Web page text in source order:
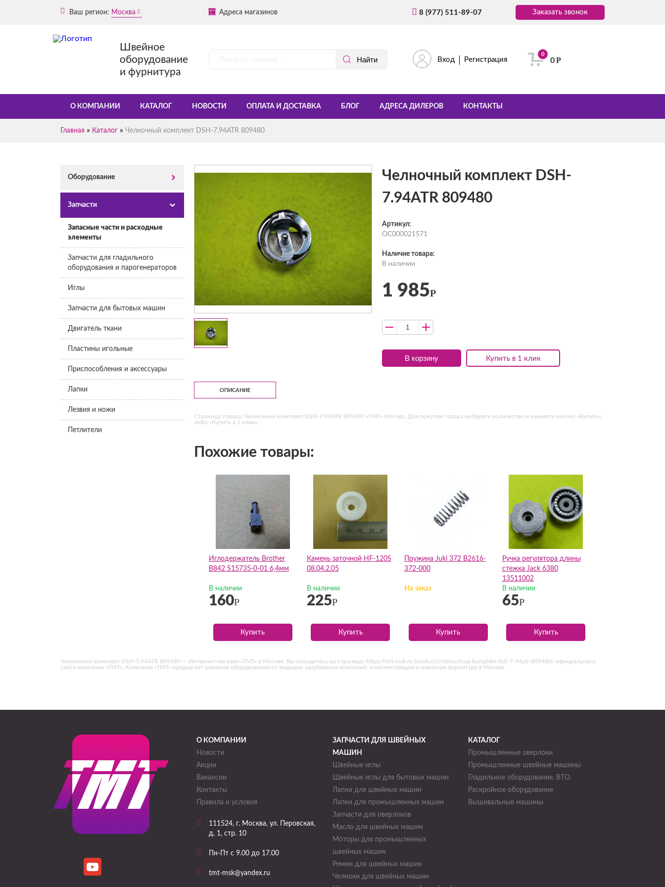
Ваш регион: Москва Адреса магазинов 8 (977) 511-89-07 Заказать звонок
Швейное
оборудование
и фурнитура
Вход Регистрация
0
0Р
О КОМПАНИИ КАТАЛОГ НОВОСТИ ОПЛАТА И ДОСТАВКА БЛОГ АДРЕСА ДИЛЕРОВ КОНТАКТЫ
Главная » Каталог » Челночный комплект DSH-7.94ATR 809480
Оборудование
Запчасти
Запасные части и расходные
элементы
Запчасти для гладильного
оборудования и парогенераторов
Иглы
Запчасти для бытовых машин
Двигатель ткани
Пластины игольные
Приспособления и аксессуары
Лапки
Лезвия и ножи
Петлители
Челночный комплект DSH-
7.94ATR 809480
Артикул:
ОС000021571
Наличие товара:
В наличии
Купить в 1 клик
1 985Р
В корзину
ОПИСАНИЕ
Страница товара: Челночный комплект DSH-7.94ATR 809480 «ТМТ» Москва. Для покупки товара выберете количество и нажмите кнопку «Купить»,
либо «Купить в 1 клик».
Похожие товары:
Иглодержатель Brother
B842 S15735-0-01 6,4мм
В наличии
160Р
Купить
Камень заточной HF-120S
08.04.2.05
В наличии
225Р
Купить
Пружина Juki 372 B2616-
372-000
На заказ
Купить
Ручка регулятора длины
стежка Jack 6380
13511002
В наличии
65Р
Купить
Челночный комплект DSH-7.94ATR 809480 — Интернет-магазин «ТМТ» в Москве. Вы находитесь на странице: https://tmt-msk.ru/product/chelnochnyj-komplekt-dsh-7-94atr-809480/ официального
сайта компании «ТМТ». Компания «ТМТ» предлагает швейное оборудование от ведущих зарубежных компаний, комплектующие и швейную фурнитуру в Москве.
О КОМПАНИИ
Новости
Акции
Вакансии
Контакты
Правила и условия
111524, г. Москва, ул. Перовская,
д. 1, стр. 10
Пн-Пт с 9.00 до 17.00
tmt-msk@yandex.ru
ЗАПЧАСТИ ДЛЯ ШВЕЙНЫХ
МАШИН
Швейные иглы
Швейные иглы для бытовых машин
Лапки для швейных машин
Лапки для промышленных машин
Запчасти для оверлоков
Масло для швейных машин
Моторы для промышленных
швейных машин
Ремни для швейных машин
Челноки для швейных машин
КАТАЛОГ
Промышленные оверлоки
Промышленные швейные машины
Гладильное оборудование, ВТО
Раскройное оборудование
Вышивальные машины